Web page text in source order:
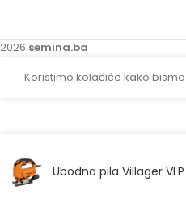
2026 semina.ba
Koristimo kolačiće kako
Ubodna pila Villager VLP